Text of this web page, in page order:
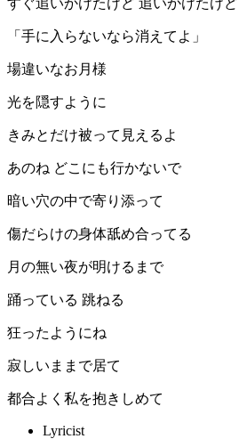
すぐ追いかけたけど 追いかけたけど
「手に入らないなら消えてよ」
場違いなお月様
光を隠すように
きみとだけ被って見えるよ
あのね どこにも行かないで
暗い穴の中で寄り添って
傷だらけの身体舐め合ってる
月の無い夜が明けるまで
踊っている 跳ねる
狂ったようにね
寂しいままで居て
都合よく私を抱きしめて
Lyricist